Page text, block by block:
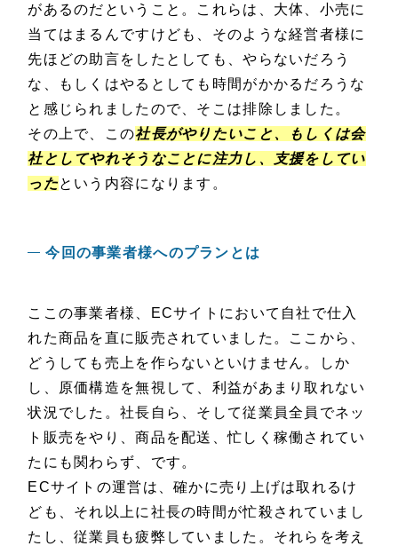
があるのだということ。これらは、大体、小売に
当てはまるんですけども、そのような経営者様に
先ほどの助言をしたとしても、やらないだろう
な、もしくはやるとしても時間がかかるだろうな
と感じられましたので、そこは排除しました。
その上で、この社長がやりたいこと、もしくは会
社としてやれそうなことに注力し、支援をしてい
ったという内容になります。
今回の事業者様へのプランとは
ここの事業者様、ECサイトにおいて自社で仕入
れた商品を直に販売されていました。ここから、
どうしても売上を作らないといけません。しか
し、原価構造を無視して、利益があまり取れない
状況でした。社長自ら、そして従業員全員でネッ
ト販売をやり、商品を配送、忙しく稼働されてい
たにも関わらず、です。
ECサイトの運営は、確かに売り上げは取れるけ
ども、それ以上に社長の時間が忙殺されていまし
たし、従業員も疲弊していました。それらを考え